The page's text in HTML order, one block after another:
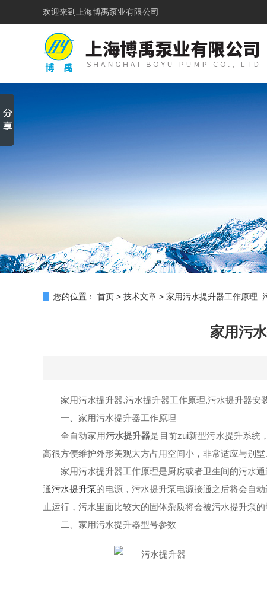
欢迎来到 上海博禹泵业有限公司
您的位置： 首页 > 技术文章 > 家用污水提升器工作原理_
家用污
家用污水提升器,污水提升器工作原理,污水提升器安
一、家用污水提升器工作原理
全自动家用污水提升器是 目前zui新型污水提升系统
高很方便维护外形美观大方占用空间小，非常适应与别墅
家用污水提升器工作原理是厨房或者卫生间的污水通
通污水提升泵的电源 ， 污水提升泵电源接通之后将会自
止运行， 污水里面比较大的固体杂质将会被污水提升泵的
二、家用污水提升器型号参数